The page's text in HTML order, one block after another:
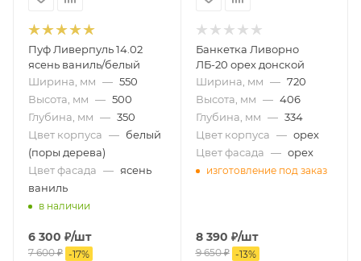
Пуф Ливерпуль 14.02
ясень ваниль/белый
Ширина, мм — 550
Высота, мм — 500
Глубина, мм — 350
Цвет корпуса — белый
(поры дерева)
Цвет фасада — ясень
ваниль
в наличии
6 300 ₽/шт
7 600₽ -17%
Банкетка Ливорно
ЛБ-20 орех донской
Ширина, мм — 720
Высота, мм — 406
Глубина, мм — 334
Цвет корпуса — орех
Цвет фасада — орех
изготовление под заказ
8 390 ₽/шт
9 650₽ -13%